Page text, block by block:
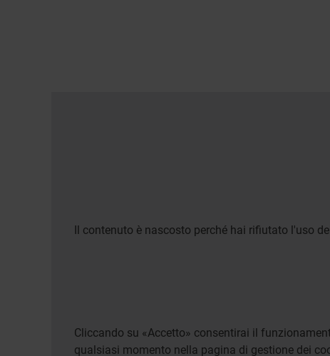
Il contenuto è nascosto perché hai rifiutato l'uso
Cliccando su «Accetto» consentirai il
qualsiasi momento nella pagina di gestione dei